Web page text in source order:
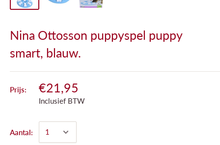
Nina Ottosson puppyspel puppy
smart, blauw.
Prijs: €21,95
Inclusief BTW
Aantal: